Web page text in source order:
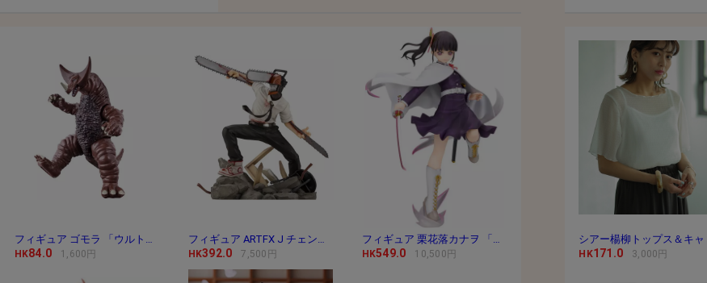
Letao Dollar不可用於購買商品為「門票、優惠券、住宿券、禮券、儲值卡……等等」、48小時外付款、
類現金商品、日本寄日本之訂單。
使用Letao Dollar之委託單，如因價格不符、缺貨、非Letao因素(退貨不會歸還)退單者，退回的Letao
Dollar使用期限不會延長。
Letao 保有所有變更、修改或提前終止之權利，如有變更恕不另行通知，將以官網公告為準。
フィギュア ゴモラ 「ウルトラマン」 ウルトラ
HK84.0 1,600円
フィギュア ARTFX J チェンソーマン 「チェンソー
HK392.0 7,500円
フィギュア 栗花落カナヲ 「鬼滅の刃」 1/8 PVC＆
HK549.0 10,500円 HK171.0 3,000円